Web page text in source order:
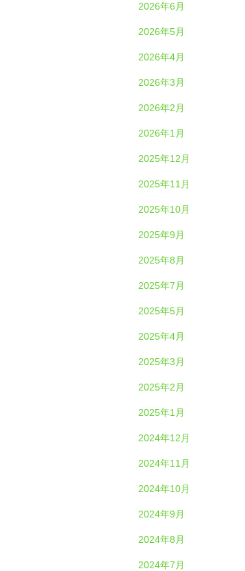
2026年6月
2026年5月
2026年4月
2026年3月
2026年2月
2026年1月
2025年12月
2025年11月
2025年10月
2025年9月
2025年8月
2025年7月
2025年5月
2025年4月
2025年3月
2025年2月
2025年1月
2024年12月
2024年11月
2024年10月
2024年9月
2024年8月
2024年7月